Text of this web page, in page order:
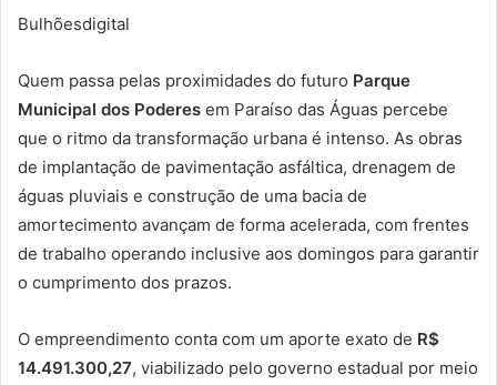
Bulhõesdigital
Quem passa pelas proximidades do futuro Parque
Municipal dos Poderes em Paraíso das Águas percebe
que o ritmo da transformação urbana é intenso. As obras
de implantação de pavimentação asfáltica, drenagem de
águas pluviais e construção de uma bacia de
amortecimento avançam de forma acelerada, com frentes
de trabalho operando inclusive aos domingos para garantir
o cumprimento dos prazos.
O empreendimento conta com um aporte exato de R$
14.491.300,27, viabilizado pelo governo estadual por meio